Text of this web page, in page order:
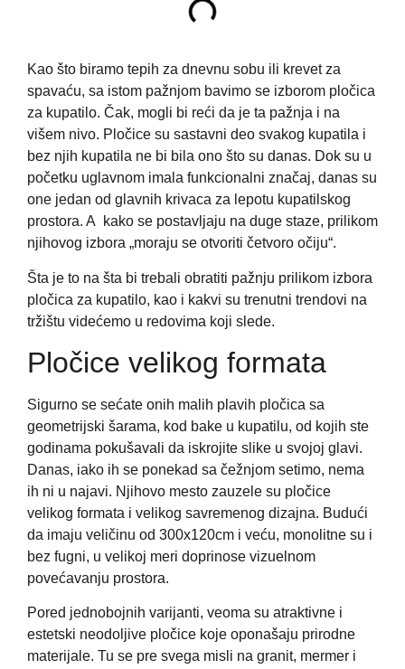
Kao što biramo tepih za dnevnu sobu ili krevet za
spavaću, sa istom pažnjom bavimo se izborom pločica
za kupatilo. Čak, mogli bi reći da je ta pažnja i na
višem nivo. Pločice su sastavni deo svakog kupatila i
bez njih kupatila ne bi bila ono što su danas. Dok su u
početku uglavnom imala funkcionalni značaj, danas su
one jedan od glavnih krivaca za lepotu kupatilskog
prostora. A kako se postavljaju na duge staze, prilikom
njihovog izbora „moraju se otvoriti četvoro očiju“.
Šta je to na šta bi trebali obratiti pažnju prilikom izbora
pločica za kupatilo, kao i kakvi su trenutni trendovi na
tržištu videćemo u redovima koji slede.
Pločice velikog formata
Sigurno se sećate onih malih plavih pločica sa
geometrijski šarama, kod bake u kupatilu, od kojih ste
godinama pokušavali da iskrojite slike u svojoj glavi.
Danas, iako ih se ponekad sa čežnjom setimo, nema
ih ni u najavi. Njihovo mesto zauzele su pločice
velikog formata i velikog savremenog dizajna. Budući
da imaju veličinu od 300x120cm i veću, monolitne su i
bez fugni, u velikoj meri doprinose vizuelnom
povećavanju prostora.
Pored jednobojnih varijanti, veoma su atraktivne i
estetski neodoljive pločice koje oponašaju prirodne
materijale. Tu se pre svega misli na granit, mermer i